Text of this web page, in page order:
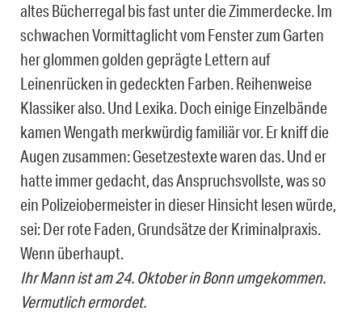
altes Bücherregal bis fast unter die Zimmerdecke. Im
schwachen Vormittaglicht vom Fenster zum Garten
her glommen golden geprägte Lettern auf
Leinenrücken in gedeckten Farben. Reihenweise
Klassiker also. Und Lexika. Doch einige Einzelbände
kamen Wengath merkwürdig familiär vor. Er kniff die
Augen zusammen: Gesetzestexte waren das. Und er
hatte immer gedacht, das Anspruchsvollste, was so
ein Polizeiobermeister in dieser Hinsicht lesen würde,
sei: Der rote Faden, Grundsätze der Kriminalpraxis.
Wenn überhaupt.
Ihr Mann ist am 24. Oktober in Bonn umgekommen.
Vermutlich ermordet.